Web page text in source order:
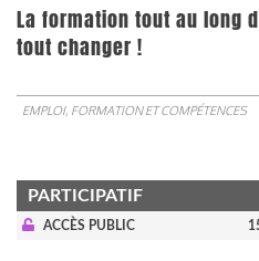
La formation tout au long
tout changer !
EMPLOI, FORMATION ET COMPÉTENCES
PARTICIPATIF
ACCÈS PUBLIC